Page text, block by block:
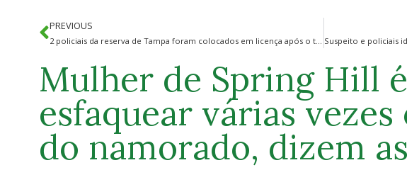
PREVIOUS
2 policiais da reserva de Tampa foram colocados em licença após o tiroteio, mas o que é um policial da reserva?
Mulher de Spring Hill
esfaquear várias
do namorado, dizem